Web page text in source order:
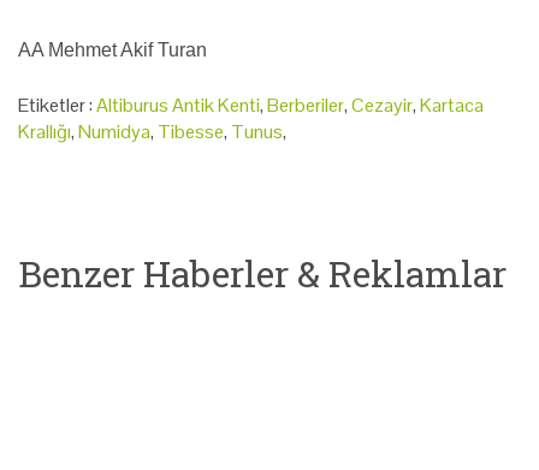
AA Mehmet Akif Turan
Etiketler :Altiburus Antik Kenti,Berberiler,Cezayir,Kartaca
Krallığı,Numidya, Tibesse, Tunus,
Benzer Haberler & Reklamlar